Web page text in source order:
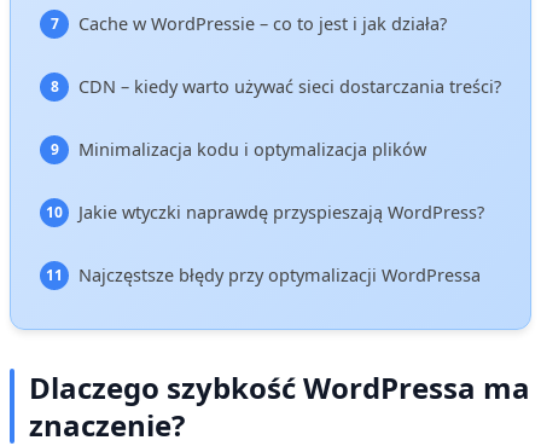
Cache w WordPressie – co to jest i jak działa?
CDN – kiedy warto używać sieci dostarczania treści?
Minimalizacja kodu i optymalizacja plików
Jakie wtyczki naprawdę przyspieszają WordPress?
Najczęstsze błędy przy optymalizacji WordPressa
Dlaczego szybkość WordPressa ma
znaczenie?